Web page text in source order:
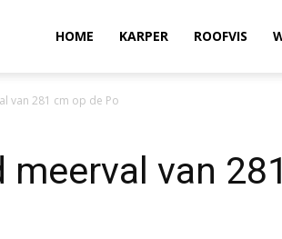
HOME KARPER ROOFVIS
van 281 cm op de Po
meerval van